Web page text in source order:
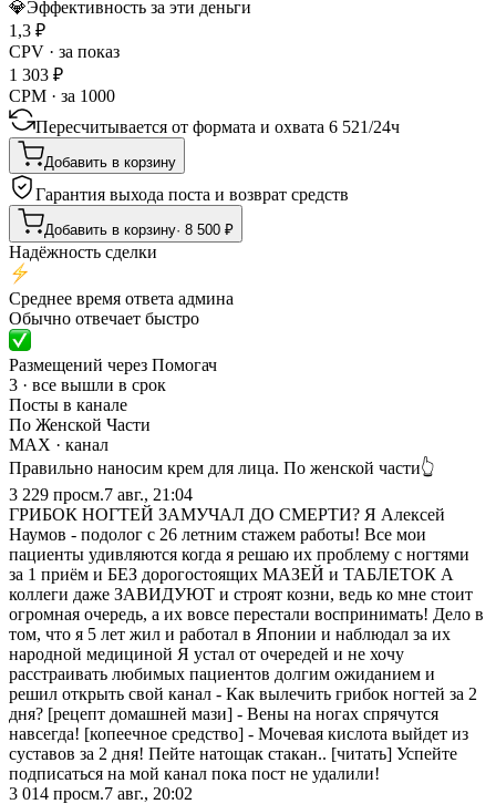
💎Эффективность за эти деньги
1,3 ₽
CPV · за показ
1 303 ₽
CPM · за 1000
Пересчитывается от формата и охвата 6 521/24ч
Добавить в корзину
Гарантия выхода поста и возврат средств
Добавить в корзину· 8 500 ₽
Надёжность сделки
Среднее время ответа админа
Обычно отвечает быстро
Размещений через Помогач
3 · все вышли в срок
Посты в канале
По Женской Части
MAX · канал
Правильно наносим крем для лица. По женской части👆
3 229 просм.7 авг., 21:04
ГРИБОК НОГТЕЙ ЗАМУЧАЛ ДО СМЕРТИ? Я Алексей
Наумов - подолог с 26 летним стажем работы! Все мои
пациенты удивляются когда я решаю их проблему с ногтями
за 1 приём и БЕЗ дорогостоящих МАЗЕЙ и ТАБЛЕТОК А
коллеги даже ЗАВИДУЮТ и строят козни, ведь ко мне стоит
огромная очередь, а их вовсе перестали воспринимать! Дело в
том, что я 5 лет жил и работал в Японии и наблюдал за их
народной медициной Я устал от очередей и не хочу
расстраивать любимых пациентов долгим ожиданием и
решил открыть свой канал - Как вылечить грибок ногтей за 2
дня? [рецепт домашней мази] - Вены на ногах спрячутся
навсегда! [копеечное средство] - Мочевая кислота выйдет из
суставов за 2 дня! Пейте натощак стакан.. [читать] Успейте
подписаться на мой канал пока пост не удалили!
3 014 просм.7 авг., 20:02